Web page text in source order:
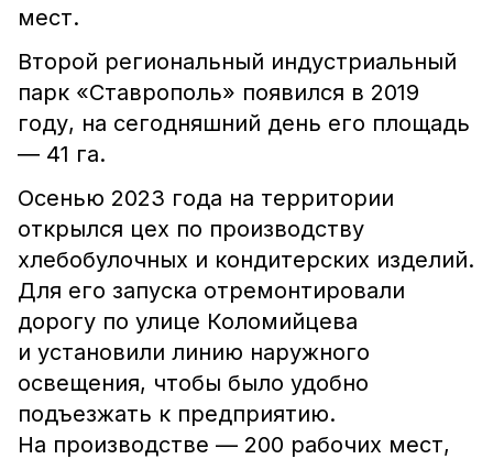
мест.
Второй региональный индустриальный
парк «Ставрополь» появился в 2019
году, на сегодняшний день его площадь
― 41 га.
Осенью 2023 года на территории
открылся цех по производству
хлебобулочных и кондитерских изделий.
Для его запуска отремонтировали
дорогу по улице Коломийцева
и установили линию наружного
освещения, чтобы было удобно
подъезжать к предприятию.
На производстве — 200 рабочих мест,